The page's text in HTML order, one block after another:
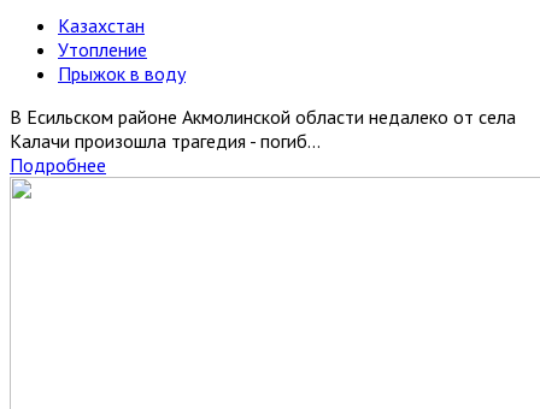
Казахстан
Утопление
Прыжок в воду
В Есильском районе Акмолинской области недалеко от села
Калачи произошла трагедия - погиб...
Подробнее